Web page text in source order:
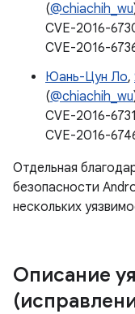
(@chiachih_wu
CVE-2016-
CVE-2016-
Юань-Цун Ло,
(@chiachih_wu
CVE-2016-
CVE-2016-
Отдельная
безопасности
нескольких
Описание